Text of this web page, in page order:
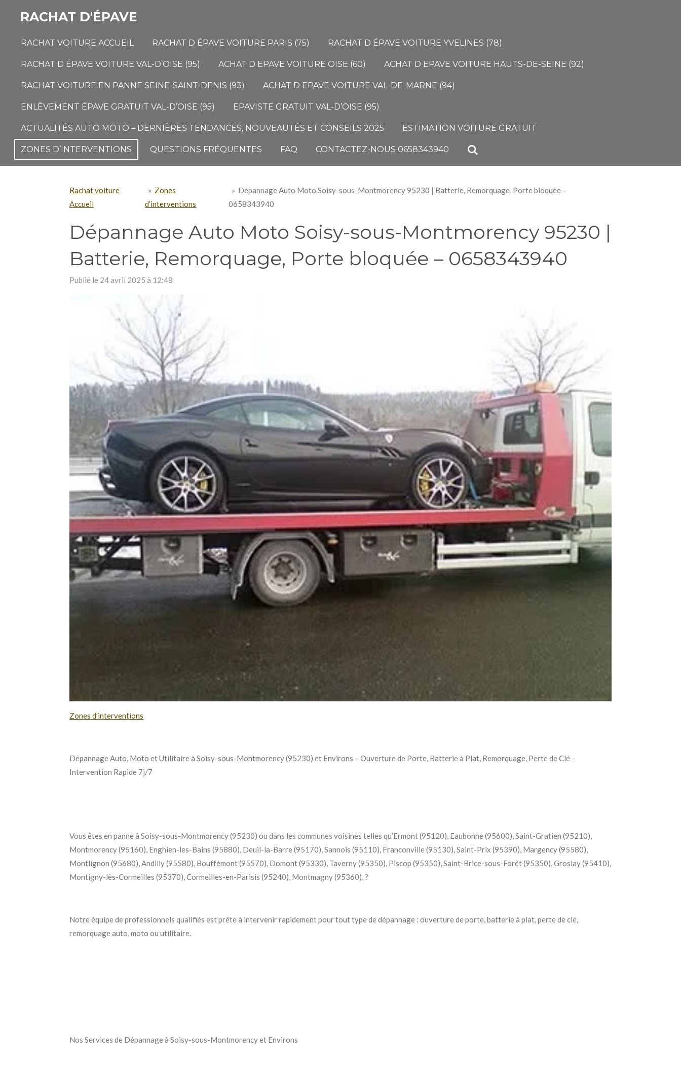
Passer
contenu
RACHAT D'ÉPAVE
RACHAT VOITURE ACCUEIL RACHAT D ÉPAVE VOITURE PARIS (75) RACHAT D ÉPAVE VOITURE YVELINES (78)
RACHAT D ÉPAVE VOITURE VAL-D’OISE (95) ACHAT D EPAVE VOITURE OISE (60) ACHAT D EPAVE VOITURE HAUTS-DE-SEINE (92)
RACHAT VOITURE EN PANNE SEINE-SAINT-DENIS (93) ACHAT D EPAVE VOITURE VAL-DE-MARNE (94)
ENLÈVEMENT ÉPAVE GRATUIT VAL-D’OISE (95) EPAVISTE GRATUIT VAL-D’OISE (95)
ACTUALITÉS AUTO MOTO – DERNIÈRES TENDANCES, NOUVEAUTÉS ET CONSEILS 2025 ESTIMATION VOITURE GRATUIT
ZONES D’INTERVENTIONS QUESTIONS FRÉQUENTES FAQ CONTACTEZ-NOUS 0658343940
Rachat voiture
Accueil
» Zones
d’interventions
» Dépannage Auto Moto Soisy-sous-Montmorency 95230 | Batterie, Remorquage, Porte bloquée –
0658343940
Dépannage Auto Moto Soisy-sous-Montmorency 95230 |
Batterie, Remorquage, Porte bloquée – 0658343940
Publié le 24 avril 2025 à 12:48
Zones d’interventions
Dépannage Auto, Moto et Utilitaire à Soisy-sous-Montmorency (95230) et Environs – Ouverture de Porte, Batterie à Plat, Remorquage, Perte de Clé –
Intervention Rapide 7j/7
Vous êtes en panne à Soisy-sous-Montmorency (95230) ou dans les communes voisines telles qu’Ermont (95120), Eaubonne (95600), Saint-Gratien (95210),
Montmorency (95160), Enghien-les-Bains (95880), Deuil-la-Barre (95170), Sannois (95110), Franconville (95130), Saint-Prix (95390), Margency (95580),
Montlignon (95680), Andilly (95580), Bouffémont (95570), Domont (95330), Taverny (95350), Piscop (95350), Saint-Brice-sous-Forêt (95350), Groslay (95410),
Montigny-lès-Cormeilles (95370), Cormeilles-en-Parisis (95240), Montmagny (95360), ?
Notre équipe de professionnels qualifiés est prête à intervenir rapidement pour tout type de dépannage : ouverture de porte, batterie à plat, perte de clé,
remorquage auto, moto ou utilitaire.
Nos Services de Dépannage à Soisy-sous-Montmorency et Environs